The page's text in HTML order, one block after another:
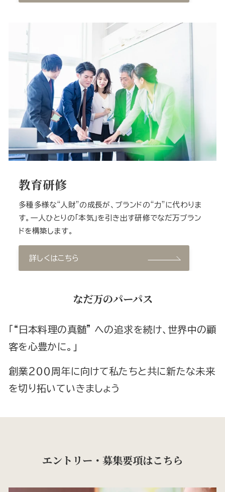
教育研修
多種多様な“人財”の成長が、ブランドの“力”に代わりま
す。一人ひとりの「本気」を引き出す研修でなだ万ブラン
ドを構築します。
詳しくはこちら
なだ万のパーパス
「“日本料理の真髄” への追求を続け、世界中の顧
客を心豊かに。」
創業２００周年に向けて私たちと共に新たな未来
を切り拓いていきましょう
エントリー・募集要項はこちら